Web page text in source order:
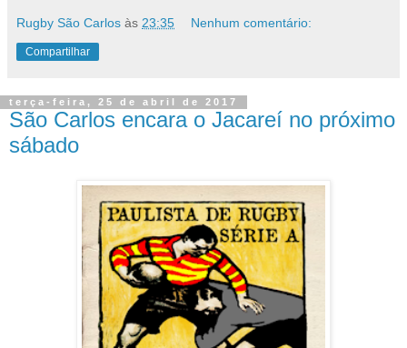
Rugby São Carlos às 23:35 Nenhum comentário:
Compartilhar
terça-feira, 25 de abril de 2017
São Carlos encara o Jacareí no próximo
sábado